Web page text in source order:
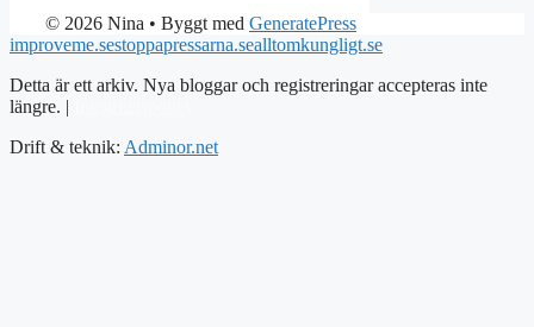
© 2026 Nina • Byggt med GeneratePress
improveme.sestoppapressarna.sealltomkungligt.se
Detta är ett arkiv. Nya bloggar och registreringar accepteras inte
längre. |
Drift & teknik: Adminor.net